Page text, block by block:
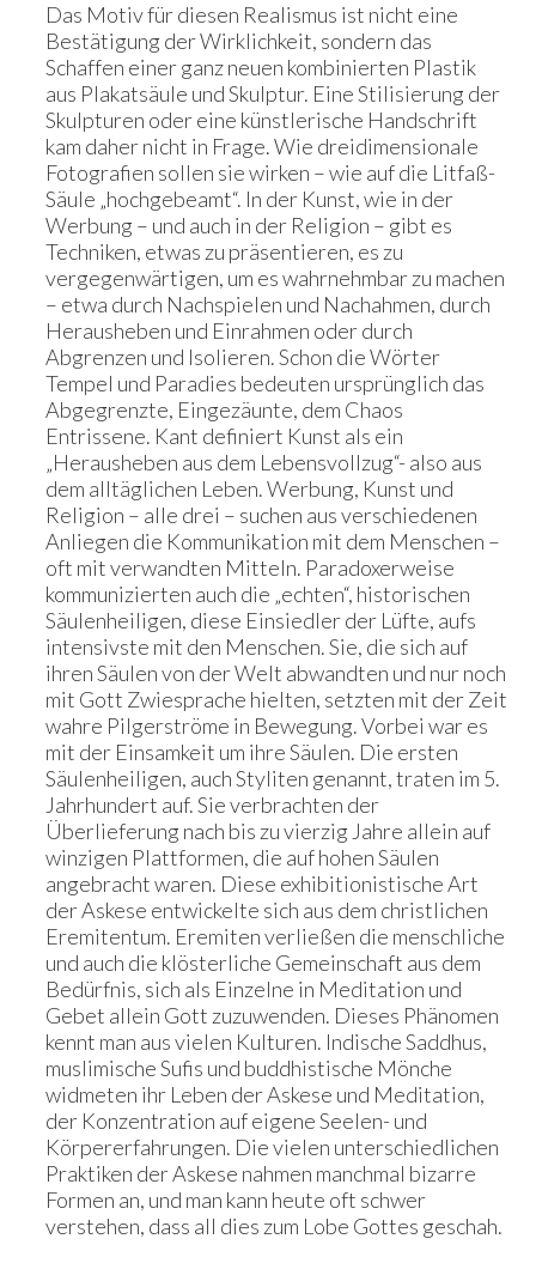
Das Motiv für diesen Realismus ist nicht eine
Bestätigung der Wirklichkeit, sondern das
Schaffen einer ganz neuen kombinierten Plastik
aus Plakatsäule und Skulptur. Eine Stilisierung der
Skulpturen oder eine künstlerische Handschrift
kam daher nicht in Frage. Wie dreidimensionale
Fotografien sollen sie wirken – wie auf die Litfaß-
Säule „hochgebeamt“. In der Kunst, wie in der
Werbung – und auch in der Religion – gibt es
Techniken, etwas zu präsentieren, es zu
vergegenwärtigen, um es wahrnehmbar zu machen
– etwa durch Nachspielen und Nachahmen, durch
Herausheben und Einrahmen oder durch
Abgrenzen und Isolieren. Schon die Wörter
Tempel und Paradies bedeuten ursprünglich das
Abgegrenzte, Eingezäunte, dem Chaos
Entrissene. Kant definiert Kunst als ein
„Herausheben aus dem Lebensvollzug“- also aus
dem alltäglichen Leben. Werbung, Kunst und
Religion – alle drei – suchen aus verschiedenen
Anliegen die Kommunikation mit dem Menschen –
oft mit verwandten Mitteln. Paradoxerweise
kommunizierten auch die „echten“, historischen
Säulenheiligen, diese Einsiedler der Lüfte, aufs
intensivste mit den Menschen. Sie, die sich auf
ihren Säulen von der Welt abwandten und nur noch
mit Gott Zwiesprache hielten, setzten mit der Zeit
wahre Pilgerströme in Bewegung. Vorbei war es
mit der Einsamkeit um ihre Säulen. Die ersten
Säulenheiligen, auch Styliten genannt, traten im 5.
Jahrhundert auf. Sie verbrachten der
Überlieferung nach bis zu vierzig Jahre allein auf
winzigen Plattformen, die auf hohen Säulen
angebracht waren. Diese exhibitionistische Art
der Askese entwickelte sich aus dem christlichen
Eremitentum. Eremiten verließen die menschliche
und auch die klösterliche Gemeinschaft aus dem
Bedürfnis, sich als Einzelne in Meditation und
Gebet allein Gott zuzuwenden. Dieses Phänomen
kennt man aus vielen Kulturen. Indische Saddhus,
muslimische Sufis und buddhistische Mönche
widmeten ihr Leben der Askese und Meditation,
der Konzentration auf eigene Seelen- und
Körpererfahrungen. Die vielen unterschiedlichen
Praktiken der Askese nahmen manchmal bizarre
Formen an, und man kann heute oft schwer
verstehen, dass all dies zum Lobe Gottes geschah.